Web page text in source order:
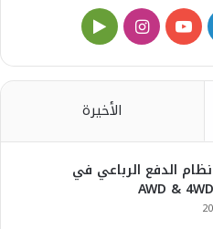
يوتيوبانستقرام‏Google
Play
الأخيرة
الدفع الرباعي في